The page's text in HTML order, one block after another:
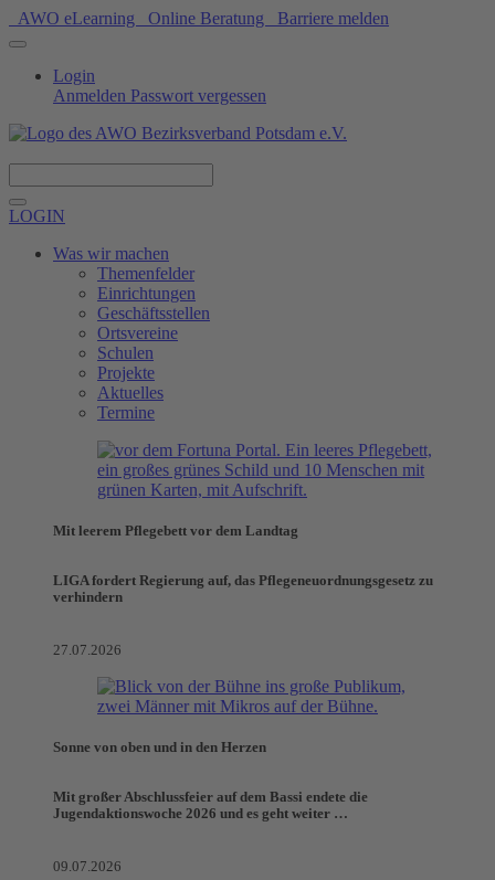
AWO eLearning Online Beratung Barriere melden
Login
Anmelden Passwort vergessen
LOGIN
Was wir machen
Themenfelder
Einrichtungen
Geschäftsstellen
Ortsvereine
Schulen
Projekte
Aktuelles
Termine
Mit leerem Pflegebett vor dem Landtag
LIGA fordert Regierung auf, das Pflegeneuordnungsgesetz zu
verhindern
27.07.2026
Sonne von oben und in den Herzen
Mit großer Abschlussfeier auf dem Bassi endete die
Jugendaktionswoche 2026 und es geht weiter …
09.07.2026